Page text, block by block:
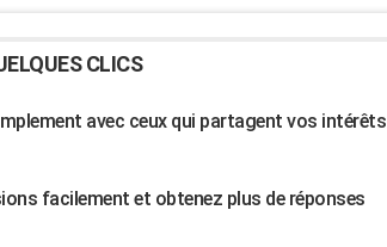
CLICS
avec ceux qui partagent vos intérêts
facilement et obtenez plus de réponses